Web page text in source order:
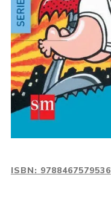
ISBN: 9788467579536